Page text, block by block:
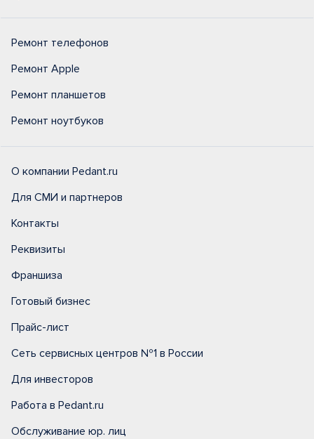
Ремонт телефонов
Ремонт Apple
Ремонт планшетов
Ремонт ноутбуков
О компании Pedant.ru
Для СМИ и партнеров
Контакты
Реквизиты
Франшиза
Готовый бизнес
Прайс-лист
Сеть сервисных центров №1 в России
Для инвесторов
Работа в Pedant.ru
Обслуживание юр. лиц